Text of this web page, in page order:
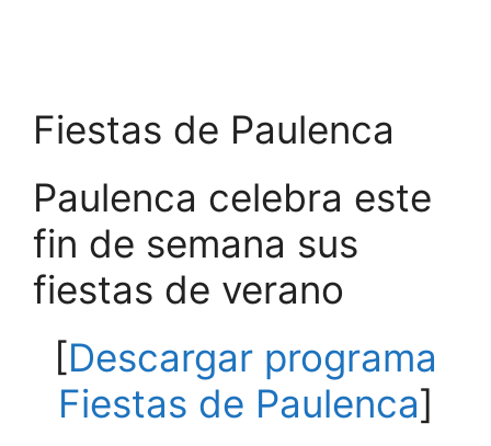
Fiestas de Paulenca
Paulenca celebra este
fin de semana sus
fiestas de verano
[Descargar programa
Fiestas de Paulenca]